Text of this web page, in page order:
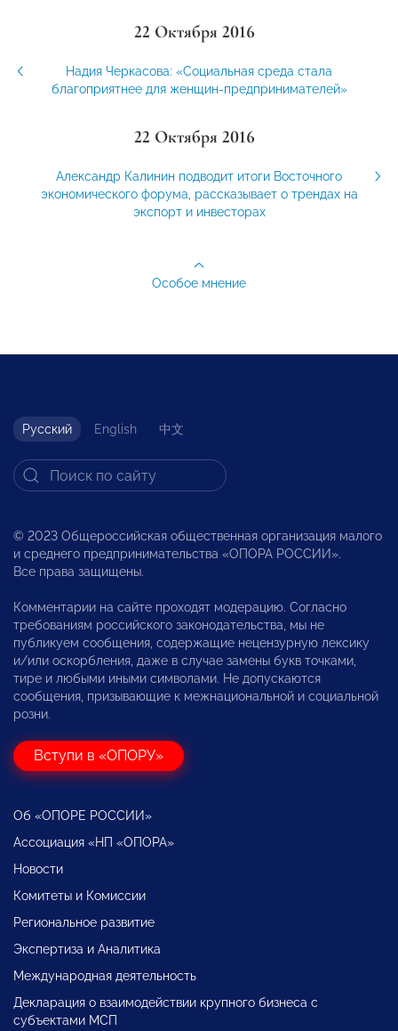
22 Октября 2016
Надия Черкасова: «Социальная среда стала
благоприятнее для женщин-предпринимателей»
22 Октября 2016
Александр Калинин подводит итоги Восточного
экономического форума, рассказывает о трендах на
экспорт и инвесторах
Особое мнение
Русский English 中文
© 2023 Общероссийская общественная организация малого
и среднего предпринимательства «ОПОРА РОССИИ».
Все права защищены.
Комментарии на сайте проходят модерацию. Согласно
требованиям российского законодательства, мы не
публикуем сообщения, содержащие нецензурную лексику
и/или оскорбления, даже в случае замены букв точками,
тире и любыми иными символами. Не допускаются
сообщения, призывающие к межнациональной и социальной
розни.
Вступи в «ОПОРУ»
Об «ОПОРЕ РОССИИ»
Ассоциация «НП «ОПОРА»
Новости
Комитеты и Комиссии
Региональное развитие
Экспертиза и Аналитика
Международная деятельность
Декларация о взаимодействии крупного бизнеса с
субъектами МСП